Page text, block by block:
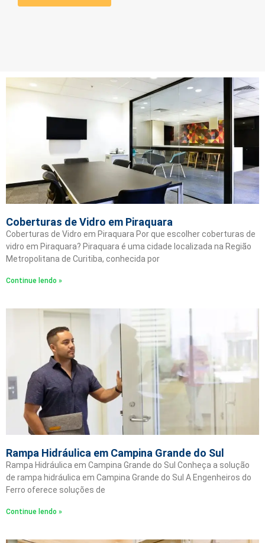
Coberturas de Vidro em Piraquara
Coberturas de Vidro em Piraquara Por que escolher coberturas de
vidro em Piraquara? Piraquara é uma cidade localizada na Região
Metropolitana de Curitiba, conhecida por
Continue lendo »
Rampa Hidráulica em Campina Grande do Sul
Rampa Hidráulica em Campina Grande do Sul Conheça a solução
de rampa hidráulica em Campina Grande do Sul A Engenheiros do
Ferro oferece soluções de
Continue lendo »